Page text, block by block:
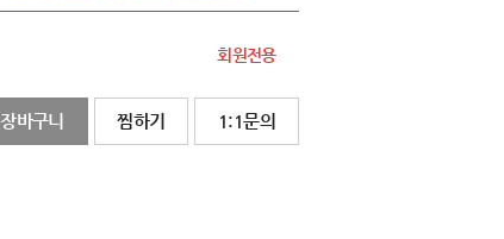
회원전용
장바구니 찜하기 1:1문의